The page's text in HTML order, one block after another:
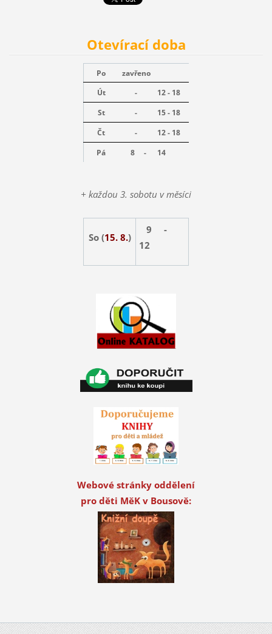
Otevírací doba
Po
zavřeno
Út
-
12 - 18
St
-
15 - 18
Čt
-
12 - 18
Pá
8 - 14
+ každou 3. sobotu v měsíci
So (15. 8.)
9 -
12
Webové stránky oddělení
pro děti MěK v Bousově: